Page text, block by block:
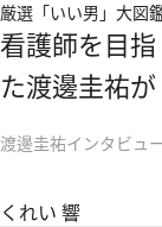
厳選「いい男」大図
看護師を目
た渡邊圭祐
渡邊圭祐インタビュ
くれい 響